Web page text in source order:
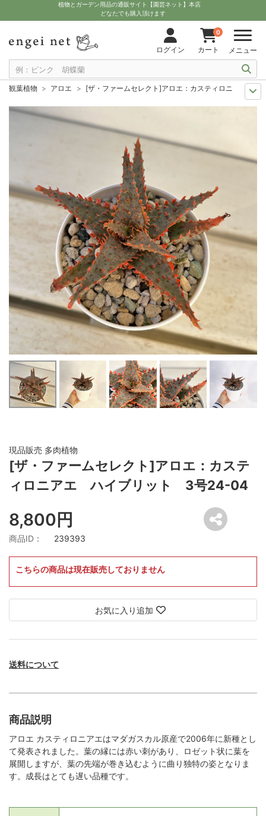
植物とガーデン用品の通販サイト【園芸ネット】本店
どなたでも購入頂けます
ログイン
0
カート メニュー
観葉植物 アロエ
[ザ・ファームセレクト]アロエ：カスティロニアエ
ザ・ファームユニバーサル オンライン
希少多肉植物
[ザ・ファームセ
観葉植物特集
1点もの
[ザ・ファームセレクト]アロエ：カス
現品販売 多肉植物
[ザ・ファームセレクト]アロエ：カステ
ィロニアエ ハイブリット 3号24-04
8,800円
商品ID： 239393
こちらの商品は現在販売しておりません
お気に入り追加
送料について
商品説明
アロエ カスティロニアエはマダガスカル原産で2006年に新種とし
て発表されました。葉の縁には赤い刺があり、ロゼット状に葉を
展開しますが、葉の先端が巻き込むように曲り独特の姿となりま
す。成長はとても遅い品種です。